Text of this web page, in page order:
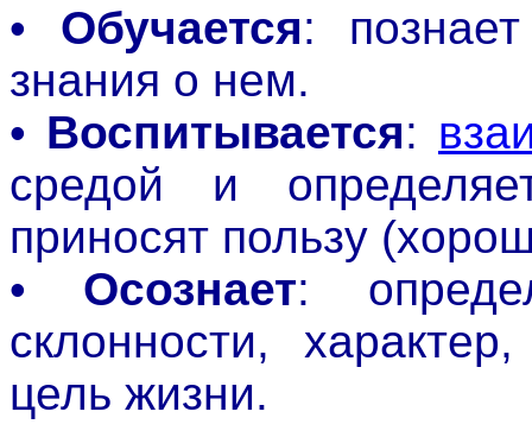
• Обучается:
знания о нем.
• Воспитывается:
средой и
приносят пользу
• Осознает:
склонности,
цель жизни.